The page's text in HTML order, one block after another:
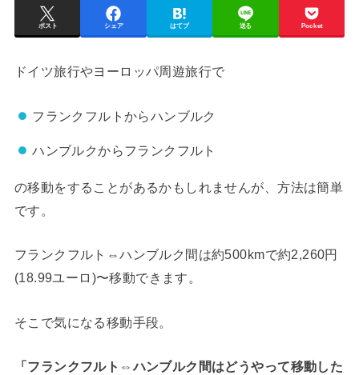
ポスト シェア はてブ 送る Pocket
ドイツ旅行やヨーロッパ周遊旅行で
フランクフルトからハンブルク
ハンブルクからフランクフルト
の移動をすることがあるかもしれませんが、方法は簡単
です。
フランクフルト⇔ハンブルク間は約500kmで約2,260円
(18.99ユーロ)〜移動できます。
そこで気になる移動手段。
「フランクフルト⇔ハンブルク間はどうやって移動した